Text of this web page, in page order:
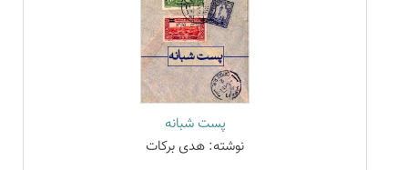
پست شبانه
نوشته: هدی برکات